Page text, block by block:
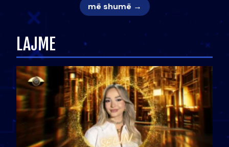
më shumë →
LAJME